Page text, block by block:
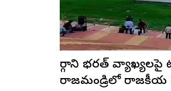
మార్గాని భరత్ వ్యాఖ్యలపై
రాజమండ్రిలో రాజకీయ